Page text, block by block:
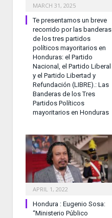
MARCH 31, 2025
Te presentamos un breve
recorrido por las banderas
de los tres partidos
políticos mayoritarios en
Honduras: el Partido
Nacional, el Partido Liberal
y el Partido Libertad y
Refundación (LIBRE).: Las
Banderas de los Tres
Partidos Políticos
mayoritarios en Honduras
APRIL 1, 2022
Hondura : Eugenio Sosa:
“Ministerio Público